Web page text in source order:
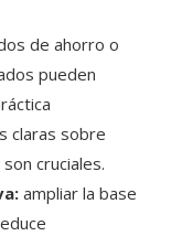
de ahorro o
pueden
claras sobre
cruciales.
ampliar la base